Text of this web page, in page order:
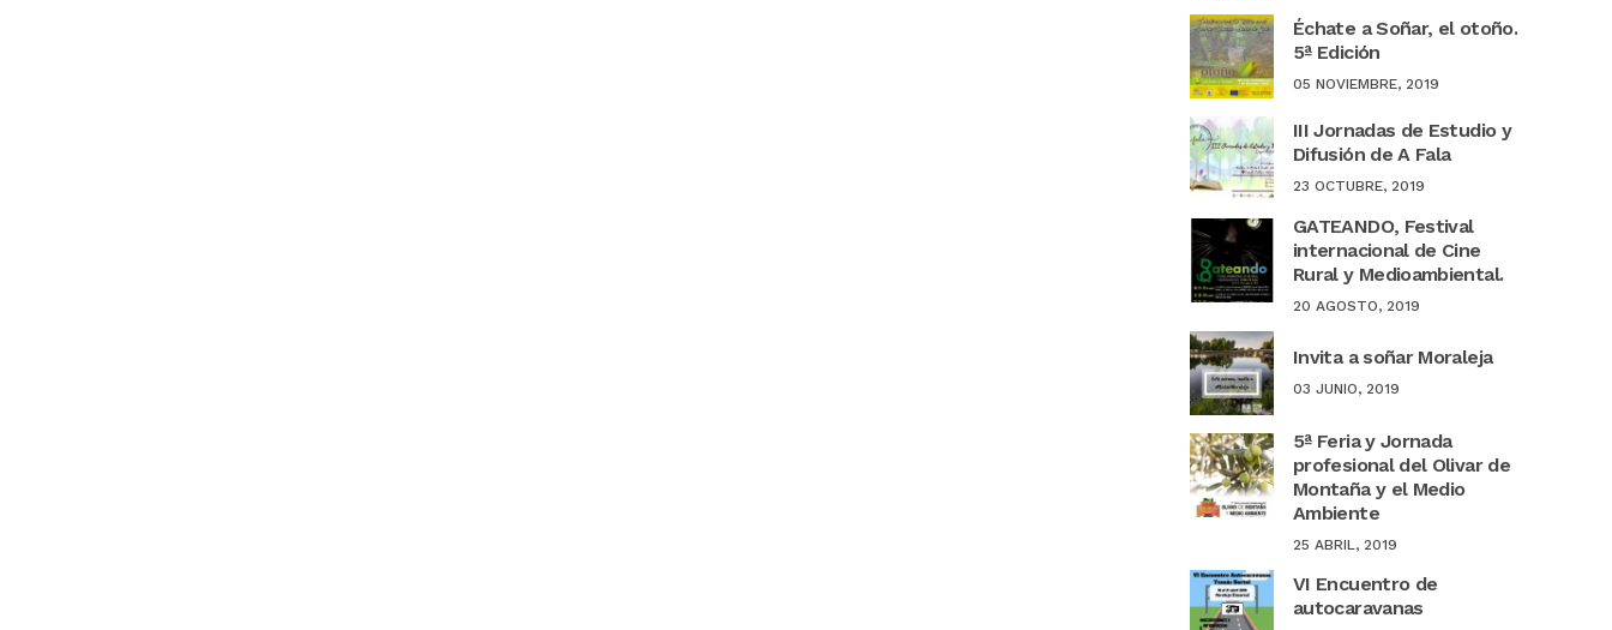
Échate a Soñar, el otoño.
5ª Edición
05 NOVIEMBRE, 2019
III Jornadas de Estudio y
Difusión de A Fala
23 OCTUBRE, 2019
GATEANDO, Festival
internacional de Cine
Rural y Medioambiental.
20 AGOSTO, 2019
Invita a soñar Moraleja
03 JUNIO, 2019
5ª Feria y Jornada
profesional del Olivar de
Montaña y el Medio
Ambiente
25 ABRIL, 2019
VI Encuentro de
autocaravanas